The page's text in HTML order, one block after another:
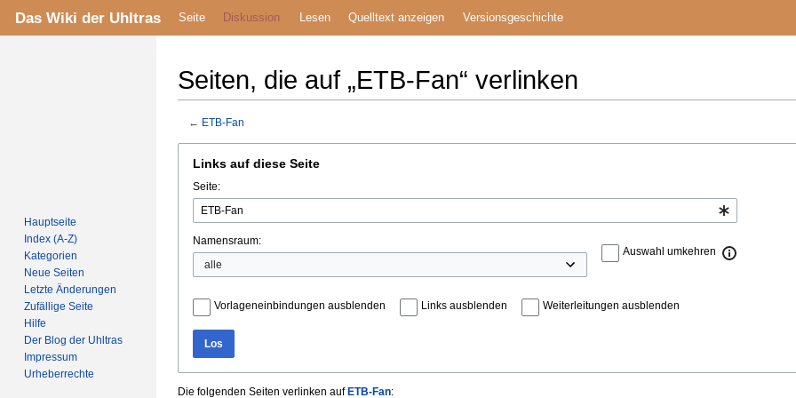
Seiten, die auf „ETB-Fan“ verlinken
← ETB-Fan
Navigation
springen
Suche
springen
Links auf diese Seite
Seite:
Namensraum:
Auswahl umkehren
Vorlageneinbindungen ausblenden Links ausblenden Weiterleitungen ausblenden
Los
Die folgenden Seiten verlinken auf ETB-Fan:
Das Wiki der Uhltras Seite Diskussion Lesen Quelltext anzeigen Versionsgeschichte
Hauptseite
Index (A-Z)
Kategorien
Neue Seiten
Letzte Änderungen
Zufällige Seite
Hilfe
Der Blog der Uhltras
Impressum
Urheberrechte